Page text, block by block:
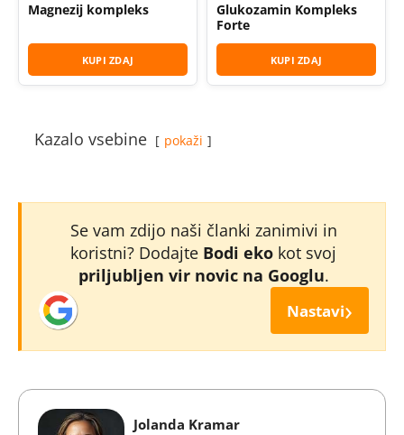
Magnezij kompleks
KUPI ZDAJ
Glukozamin Kompleks
Forte
KUPI ZDAJ
Kazalo vsebine pokaži
Se vam zdijo naši članki zanimivi in
koristni? Dodajte Bodi eko kot svoj
priljubljen vir novic na Googlu.
Nastavi›
Jolanda Kramar